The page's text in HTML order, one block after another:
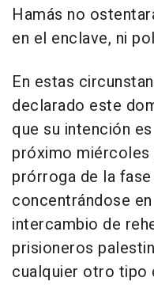
Hamás no
en el enclave, ni
En estas
declarado este
que su intención
próximo miércoles
prórroga de la
concentrándose
intercambio de
prisioneros
cualquier otro tipo